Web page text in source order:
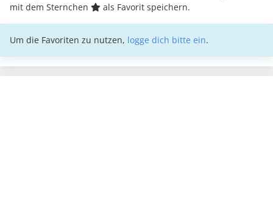
mit dem Sternchen
als Favorit speichern.
Um die Favoriten zu nutzen, logge dich bitte ein.